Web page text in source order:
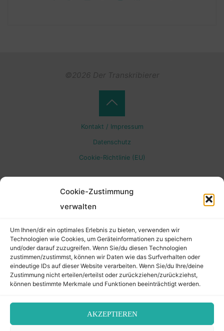
Cookie-Zustimmung
verwalten
Um Ihnen/dir ein optimales Erlebnis zu bieten, verwenden wir
Technologien wie Cookies, um Geräteinformationen zu speichern
und/oder darauf zuzugreifen. Wenn Sie/du diesen Technologien
zustimmen/zustimmst, können wir Daten wie das Surfverhalten oder
eindeutige IDs auf dieser Website verarbeiten. Wenn Sie/du Ihre/deine
Zustimmung nicht erteilen/erteilst oder zurückziehen/zurückziehst,
können bestimmte Merkmale und Funktionen beeinträchtigt werden.
AKZEPTIEREN
©2026 Der Transkribierer
Kontakt / Impressum
Datenschutz
Cookie-Richtlinie (EU)
Back
to